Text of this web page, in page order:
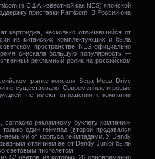
(в США известной как NES) японской
приставки Famicom. В России она
картриджа, несколько отличавшийся от
из китайских комплектующих и была
пространстве NES официально
снискала большую популярность —
рекламный ролик на российском
рынке консоли Sega Mega Drive
не существовало. Современные игровые
не имеют отношения к компании
рекламному буклету компании-
один геймпад (второй продавался
от корпуса геймпадами. У Dendy
отличием её от Dendy Junior были
световым пистолетом.
52 цветов, из которых 26 одновременно